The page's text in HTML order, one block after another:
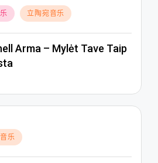
立陶宛音乐
Arma – Mylėt Tave Taip
乐